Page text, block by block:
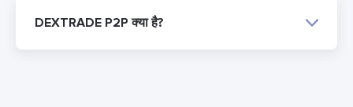
DEXTRADE P2P क्या है?